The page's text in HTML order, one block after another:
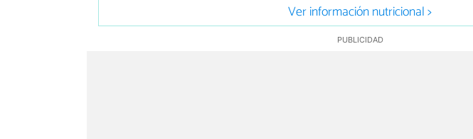
Ver información nutricional >